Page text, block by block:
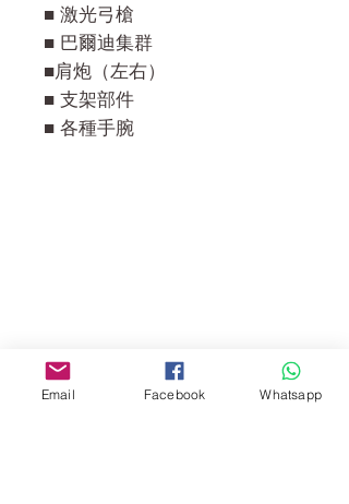
■ 激光弓槍
■ 巴爾迪集群
■肩炮（左右）
■ 支架部件
■ 各種手腕
Email Facebook Whatsapp